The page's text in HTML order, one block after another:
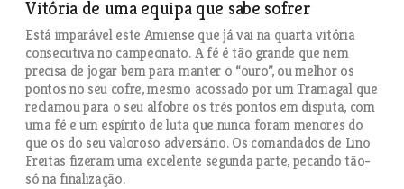
Vitória de uma equipa que sabe sofrer
Está imparável este Amiense que já vai na quarta vitória
consecutiva no campeonato. A fé é tão grande que nem
precisa de jogar bem para manter o “ouro”, ou melhor os
pontos no seu cofre, mesmo acossado por um Tramagal que
reclamou para o seu alfobre os três pontos em disputa, com
uma fé e um espírito de luta que nunca foram menores do
que os do seu valoroso adversário. Os comandados de Lino
Freitas fizeram uma excelente segunda parte, pecando tão-
só na finalização.